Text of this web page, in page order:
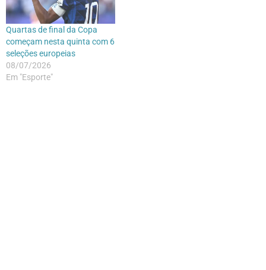
Quartas de final da Copa
começam nesta quinta com 6
seleções europeias
08/07/2026
Em "Esporte"